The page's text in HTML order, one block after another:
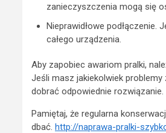
zanieczyszczenia mogą się
Nieprawidłowe podłączenie.
całego urządzenia.
Aby zapobiec awariom pralki,
Jeśli masz jakiekolwiek
dobrać odpowiednie rozwiązanie.
Pamiętaj, że regularna
dbać. http://naprawa-pralki-